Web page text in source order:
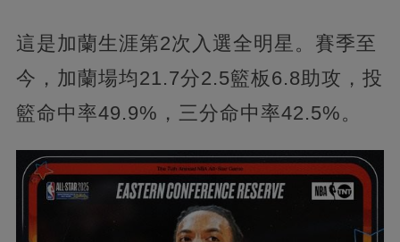
這是加蘭生涯第2次入選全明星。賽季至
今，加蘭場均21.7分2.5籃板6.8助攻，投
籃命中率49.9%，三分命中率42.5%。